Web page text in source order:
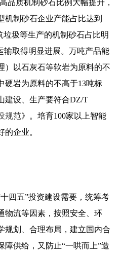
品质机制砂石比例大幅提升，
机制砂石企业产能占比达到
垃圾等生产的机制砂石占比明
输取得明显进展。万吨产品能
）以石灰石等软岩为原料的不
硬岩为原料的不高于13吨标
建设、生产要符合DZ/T
规范》。培育100家以上智能
企业。
四五”投资建设需要，统筹考
物流等因素，按照安全、环
规划、合理布局，建立国内合
障供给，又防止“一哄而上”造